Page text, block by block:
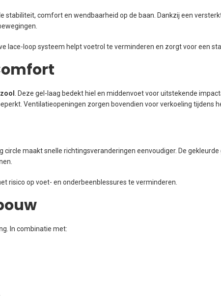
stabiliteit, comfort en wendbaarheid op de baan. Dankzij een
lace-loop systeem helpt voetrol te verminderen en zorgt voor een
. Deze gel-laag bedekt hiel en middenvoet voor uitstekende
Ventilatieopeningen zorgen bovendien voor verkoeling tijdens
maakt snelle richtingsveranderingen eenvoudiger. De
risico op voet- en onderbeenblessures te verminderen.
In combinatie met: